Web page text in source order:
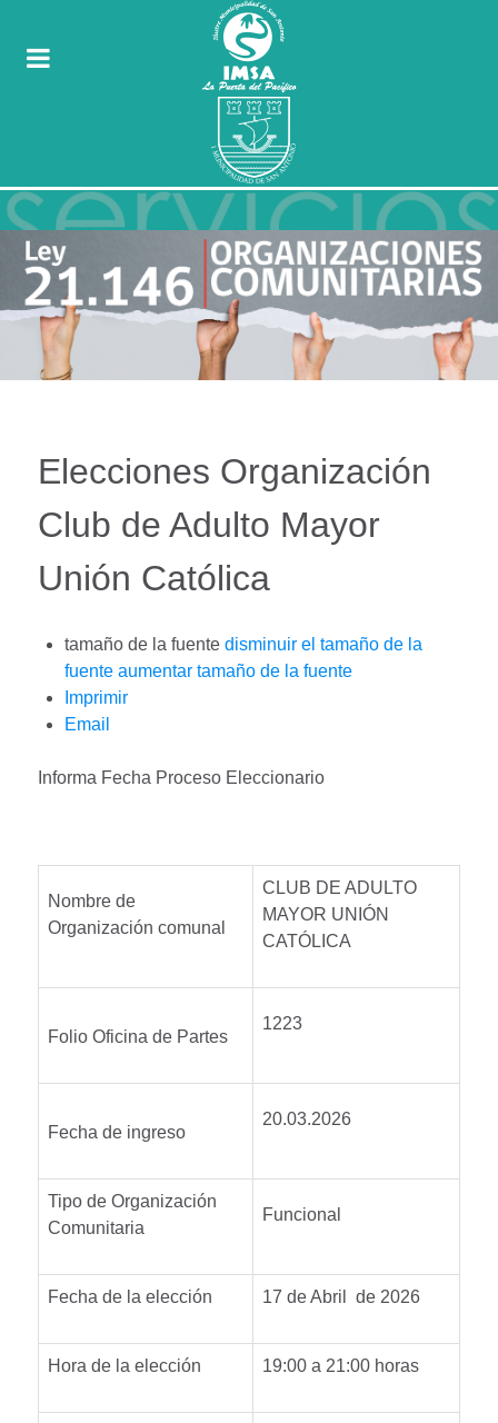
Elecciones Organización
Club de Adulto Mayor
Unión Católica
tamaño de la fuente disminuir el tamaño de la
fuente aumentar tamaño de la fuente
Imprimir
Email
Informa Fecha Proceso Eleccionario
Nombre de
Organización comunal
CLUB DE ADULTO
MAYOR UNIÓN
CATÓLICA
Folio Oficina de Partes
1223
Fecha de ingreso
20.03.2026
Tipo de Organización
Comunitaria
Funcional
Fecha de la elección 17 de Abril de 2026
Hora de la elección 19:00 a 21:00 horas